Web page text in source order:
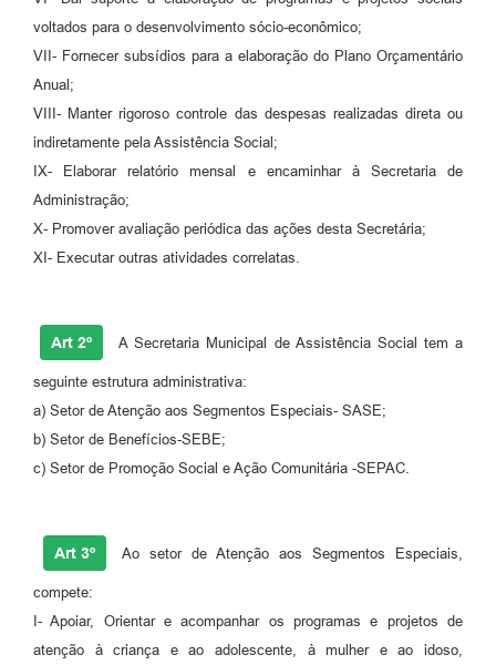
Legislação para Concurso
Sic
Transparência dos recursos municipais empregado no
combate à pandemia do COVID -19
PNAB - CICLO 2
Prestação de Contas Secretaria de Educação
voltados para o desenvolvimento sócio-econômico;
VII- Fornecer subsídios para a elaboração do Plano Orçamentário
Anual;
VIII- Manter rigoroso controle das despesas realizadas direta ou
indiretamente pela Assistência Social;
IX- Elaborar relatório mensal e encaminhar à Secretaria de
Administração;
X- Promover avaliação periódica das ações desta Secretária;
XI- Executar outras atividades correlatas.
Art 2º A Secretaria Municipal de Assistência Social tem a
seguinte estrutura administrativa:
a) Setor de Atenção aos Segmentos Especiais- SASE;
b) Setor de Benefícios-SEBE;
c) Setor de Promoção Social e Ação Comunitária -SEPAC.
Art 3º Ao setor de Atenção aos Segmentos Especiais,
compete:
I- Apoiar, Orientar e acompanhar os programas e projetos de
atenção à criança e ao adolescente, à mulher e ao idoso,